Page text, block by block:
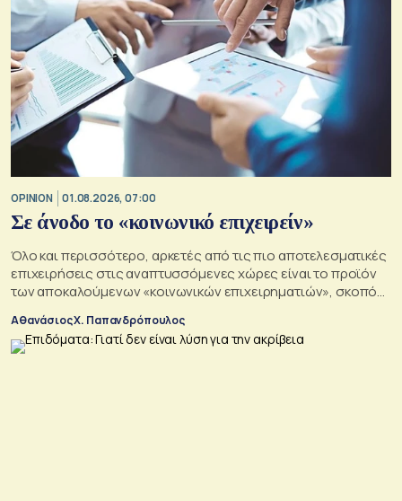
OPINION 01.08.2026, 07:00
Σε άνοδο το «κοινωνικό επιχειρείν»
Όλο και περισσότερο, αρκετές από τις πιο αποτελεσματικές
επιχειρήσεις στις αναπτυσσόμενες χώρες είναι το προϊόν
των αποκαλούμενων «κοινωνικών επιχειρηματιών», σκοπός
σε μια εποχή σοβαρών διαρθρωτικών μετασχηματισμών και
συνακόλουθης αβεβαιότητας
Αθανάσιος Χ. Παπανδρόπουλος